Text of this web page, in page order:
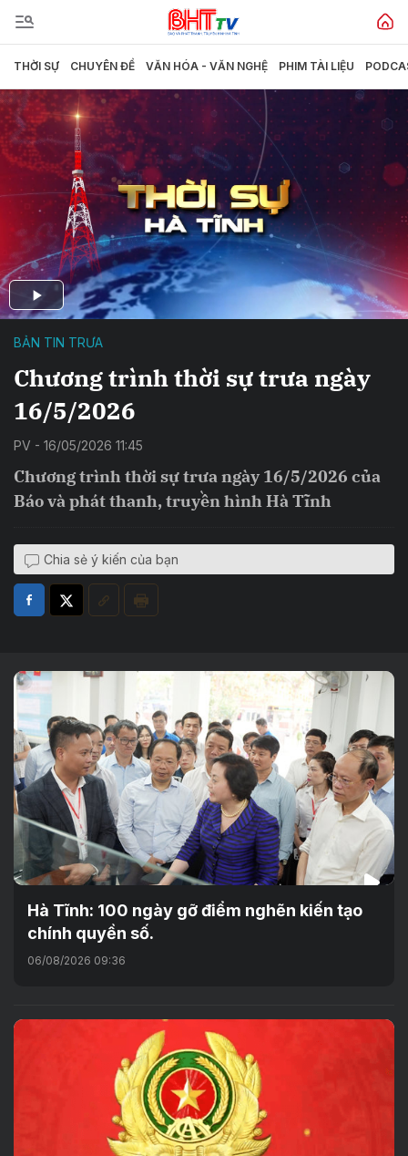
THỜI SỰ CHUYÊN ĐỀ VĂN HÓA - VĂN NGHỆ PHIM TÀI LIỆU
BẢN TIN TRƯA
Chương trình thời sự trưa ngày
16/5/2026
PV - 16/05/2026 11:45
Chương trình thời sự trưa ngày 16/5/2026 của
Báo và phát thanh, truyền hình Hà Tĩnh
Chia sẻ ý kiến của bạn
Hà Tĩnh: 100 ngày gỡ điểm nghẽn kiến tạo
chính quyền số.
06/08/2026 09:36